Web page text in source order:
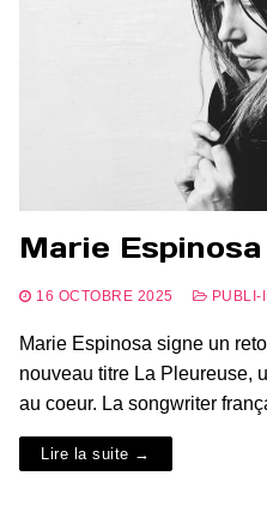
Marie
16 OCTOBRE 2025 PUBLI-
Marie Espinosa signe un
nouveau titre La Pleureuse,
au coeur. La songwriter
Lire la suite →